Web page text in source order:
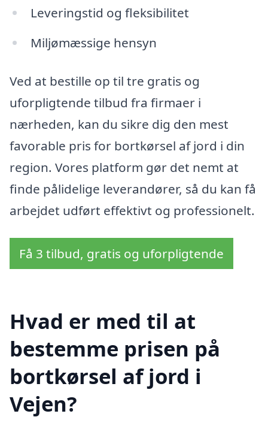
Leveringstid og fleksibilitet
Miljømæssige hensyn
Ved at bestille op til tre gratis og
uforpligtende tilbud fra firmaer i
nærheden, kan du sikre dig den mest
favorable pris for bortkørsel af jord i din
region. Vores platform gør det nemt at
finde pålidelige leverandører, så du kan få
arbejdet udført effektivt og professionelt.
Få 3 tilbud, gratis og uforpligtende
Hvad er med til at
bestemme prisen på
bortkørsel af jord i
Vejen?